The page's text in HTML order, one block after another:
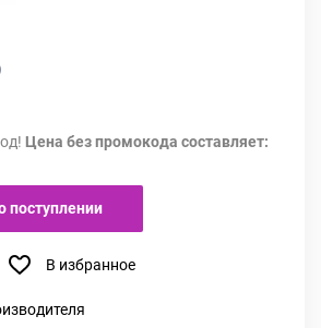
Цена без промокода составляет:
поступлении
В избранное